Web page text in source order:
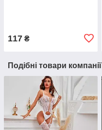
117 ₴
Подібні товари компанії